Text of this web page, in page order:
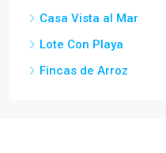
Casa Vista al Mar
Lote Con Playa
Fincas de Arroz